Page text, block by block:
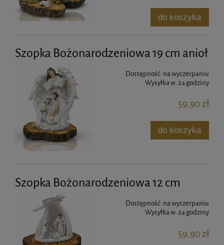
do koszyka
Szopka Bożonarodzeniowa 19 cm anioł
Dostępność: na wyczerpaniu
Wysyłka w:24 godziny
59,90 zł
do koszyka
Szopka Bożonarodzeniowa 12 cm
Dostępność: na wyczerpaniu
Wysyłka w:24 godziny
59,90 zł